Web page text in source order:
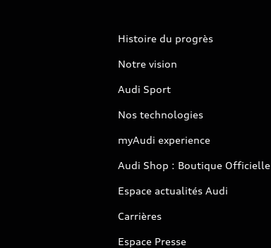
Histoire du progrès
Notre vision
Audi Sport
Nos technologies
myAudi experience
Audi Shop : Boutique Officielle
Espace actualités Audi
Carrières
Espace Presse